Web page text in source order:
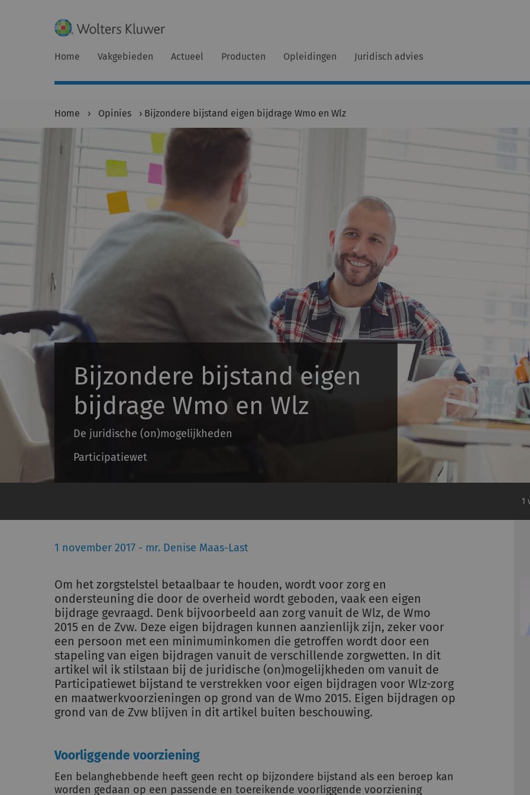
Home Vakgebieden Actueel Producten Opleidingen Juridisch advies
Home › Opinies › Bijzondere bijstand eigen bijdrage Wmo en Wlz
Bijzondere bijstand eigen
bijdrage Wmo en Wlz
De juridische (on)mogelijkheden
Participatiewet
1
1 november 2017 - mr. Denise Maas-Last
Om het zorgstelstel betaalbaar te houden, wordt voor zorg en
ondersteuning die door de overheid wordt geboden, vaak een eigen
bijdrage gevraagd. Denk bijvoorbeeld aan zorg vanuit de Wlz, de Wmo
2015 en de Zvw. Deze eigen bijdragen kunnen aanzienlijk zijn, zeker voor
een persoon met een minimuminkomen die getroffen wordt door een
stapeling van eigen bijdragen vanuit de verschillende zorgwetten. In dit
artikel wil ik stilstaan bij de juridische (on)mogelijkheden om vanuit de
Participatiewet bijstand te verstrekken voor eigen bijdragen voor Wlz-zorg
en maatwerkvoorzieningen op grond van de Wmo 2015. Eigen bijdragen op
grond van de Zvw blijven in dit artikel buiten beschouwing.
Voorliggende voorziening
Een belanghebbende heeft geen recht op bijzondere bijstand als een beroep kan
worden gedaan op een passende en toereikende voorliggende voorziening